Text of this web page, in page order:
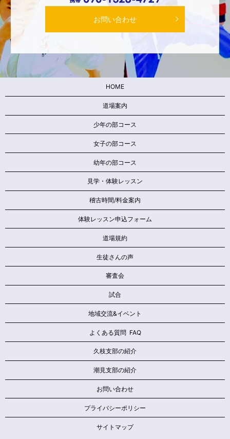
お問い合わせ
HOME
道場案内
少年の部コース
女子の部コース
幼年の部コース
見学・体験レッスン
稽古時間/料金案内
体験レッスン申込フォーム
道場規約
生徒さんの声
審査会
試合
地域交流&イベント
よくある質問 FAQ
久枝支部の紹介
潮見支部の紹介
お問い合わせ
プライバシーポリシー
サイトマップ